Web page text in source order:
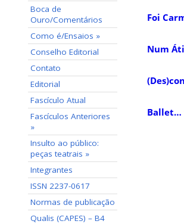
Boca de
Ouro/Comentários
Como é/Ensaios »
Conselho Editorial
Contato
Editorial
Fascículo Atual
Fascículos Anteriores
»
Insulto ao público:
peças teatrais »
Integrantes
ISSN 2237-0617
Normas de publicação
Qualis (CAPES) – B4
Foi
Num
Ballet…